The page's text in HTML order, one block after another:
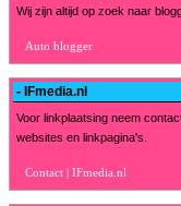
Wij zijn altijd op zoek naar
Auto blogger
- IFmedia.nl
Voor linkplaatsing neem
websites en linkpagina's.
Contact | IFmedia.nl